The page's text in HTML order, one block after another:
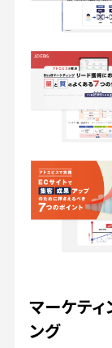
マーケテ
ング